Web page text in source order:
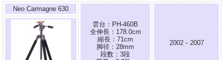
Neo Carmagne 630
雲台：PH-460B
全伸長：178.0cm
縮長：71cm
脚径：28mm
段数：3段
2002－2007